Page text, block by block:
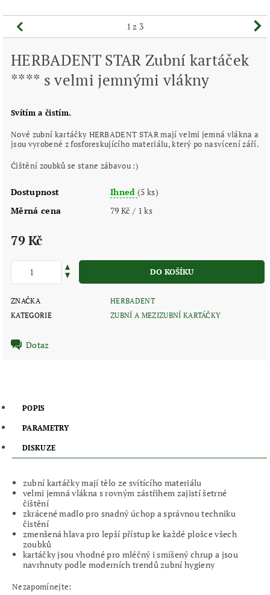
1 z 3
HERBADENT STAR Zubní kartáček
**** s velmi jemnými vlákny
Svítím a čistím.
Nové zubní kartáčky HERBADENT STAR mají velmi jemná vlákna a
jsou vyrobené z fosforeskujícího materiálu, který po nasvícení září.
Čištění zoubků se stane zábavou :)
Dostupnost Ihned(5 ks)
Měrná cena
79 Kč / 1 ks
79 Kč
ZNAČKA
HERBADENT
KATEGORIE
ZUBNÍ A MEZIZUBNÍ KARTÁČKY
Dotaz
POPIS
PARAMETRY
DISKUZE
zubní kartáčky mají tělo ze svítícího materiálu
velmi jemná vlákna s rovným zástřihem zajistí šetrné
čištění
zkrácené madlo pro snadný úchop a správnou techniku
čistění
zmenšená hlava pro lepší přístup ke každé plošce všech
zoubků
kartáčky jsou vhodné pro mléčný i smíšený chrup a jsou
navrhnuty podle moderních trendů zubní hygieny
Nezapomínejte: